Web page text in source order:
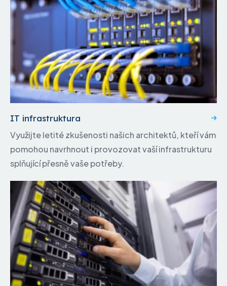
IT infrastruktura
Využijte letité zkušenosti našich architektů, kteří vám
pomohou navrhnout i provozovat vaší infrastrukturu
splňující přesně vaše potřeby.